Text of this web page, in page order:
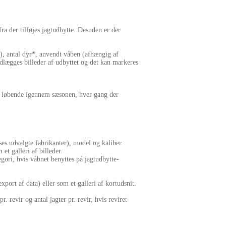
der tilføjes jagtudbytte. Desuden er der
antal dyr*, anvendt våben (afhængig af
billeder af udbyttet og det kan markeres
igennem sæsonen, hver gang der
udvalgte fabrikanter), model og kaliber
et galleri af billeder.
hvis våbnet benyttes på jagtudbytte-
af data) eller som et galleri af kortudsnit.
revir og antal jagter pr. revir, hvis reviret